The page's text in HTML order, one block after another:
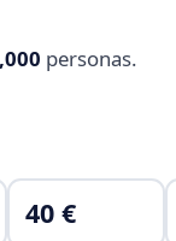
personas.
40 €